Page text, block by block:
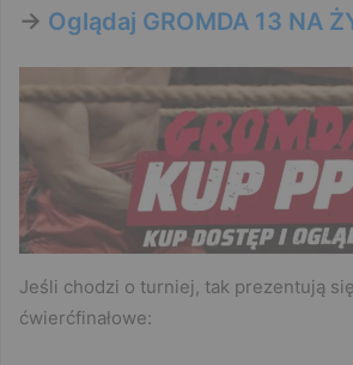
-> Oglądaj GROMDA 13 NA
Jeśli chodzi o turniej, tak prezentują
ćwierćfinałowe: